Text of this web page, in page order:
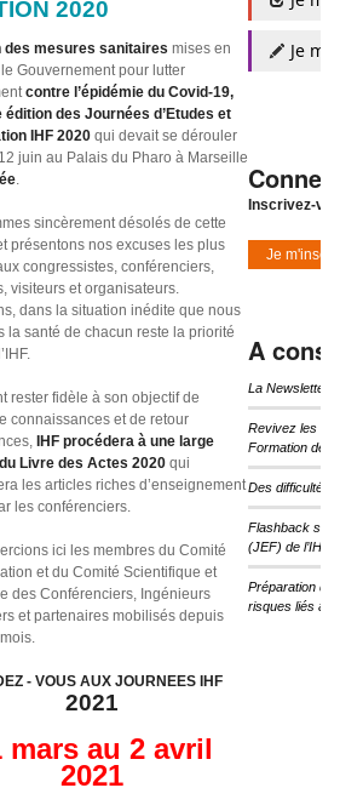
2020
des mesures sanitaires mises en
Gouvernement pour lutter
contre l’épidémie du Covid‐19,
édition des Journées d’Etudes et
IHF 2020 qui devait se dérouler
juin au Palais du Pharo à Marseille
.
sincèrement désolés de cette
présentons nos excuses les plus
congressistes, conférenciers,
visiteurs et organisateurs.
dans la situation inédite que nous
la santé de chacun reste la priorité
rester fidèle à son objectif de
connaissances et de retour
IHF procédera à une large
Livre des Actes 2020 qui
les articles riches d’enseignement
les conférenciers.
ici les membres du Comité
et du Comité Scientifique et
des Conférenciers, Ingénieurs
et partenaires mobilisés depuis
‐ VOUS AUX JOURNEES IHF
2021
mars au 2 avril
2021
Je
Inscrivez-vous
Je m'inscris
A
La Newsletter
Revivez les temps
Formation de l’IHF
Des difficultés
Flashback sur les
(JEF) de l’IHF
Préparation des
risques liés au